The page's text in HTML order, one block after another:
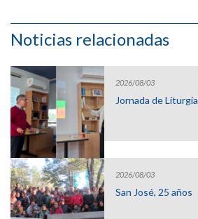
Noticias relacionadas
2026/08/03
Jornada de Liturgia
2026/08/03
San José, 25 años